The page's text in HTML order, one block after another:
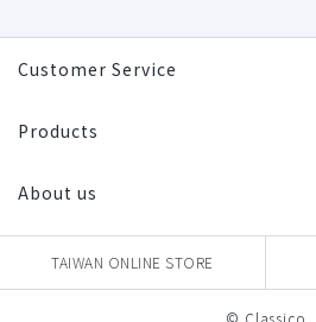
Customer Service
Products
About us
TAIWAN ONLINE STORE
© Classico